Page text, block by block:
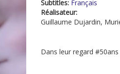
Subtitles: Français
Réalisateur:
Guillaume Dujardin,
Dans leur regard